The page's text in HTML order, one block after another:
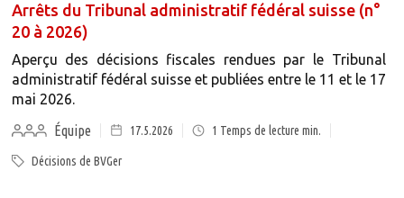
Arrêts du Tribunal administratif fédéral suisse (n°
20 à 2026)
Aperçu des décisions fiscales rendues par le Tribunal
administratif fédéral suisse et publiées entre le 11 et le 17
mai 2026.
Équipe
17.5.2026 1 Temps de lecture min.
Décisions de BVGer